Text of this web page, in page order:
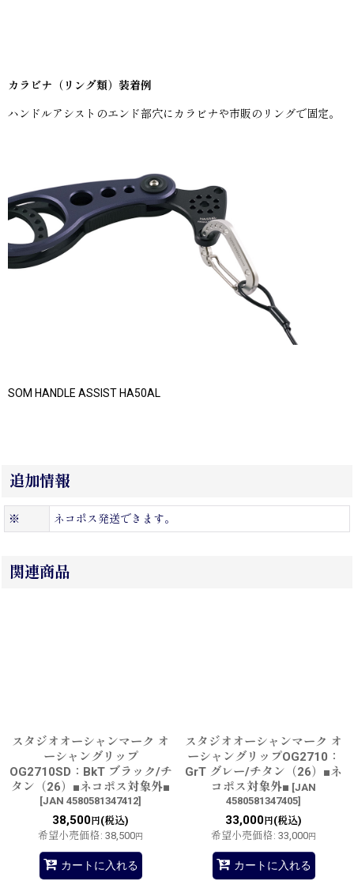
カラビナ（リング類）装着例
ハンドルアシストのエンド部穴にカラビナや市販のリングで固定。
SOM HANDLE ASSIST HA50AL
追加情報
※ ネコポス発送できます。
関連商品
スタジオオーシャンマーク オ
ーシャングリップ
OG2710SD：BkT ブラック/チ
タン（26）■ネコポス対象外■
[JAN 4580581347412]
38,500円(税込)
希望小売価格: 38,500円
カートに入れる
スタジオオーシャンマーク オ
ーシャングリップOG2710：
GrT グレー/チタン（26）■ネ
コポス対象外■ [JAN
4580581347405]
33,000円(税込)
希望小売価格: 33,000円
カートに入れる